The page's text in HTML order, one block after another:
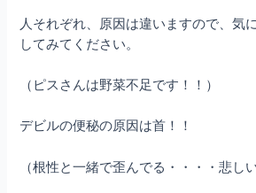
人それぞれ、原因は違いますので、気
してみてください。
（ピスさんは野菜不足です！！）
デビルの便秘の原因は首！！
（根性と一緒で歪んでる・・・・悲しい